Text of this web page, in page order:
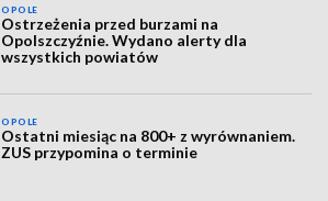
OPOLE
Ostrzeżenia przed burzami na
Opolszczyźnie. Wydano alerty dla
wszystkich powiatów
OPOLE
Ostatni miesiąc na 800+ z wyrównaniem.
ZUS przypomina o terminie